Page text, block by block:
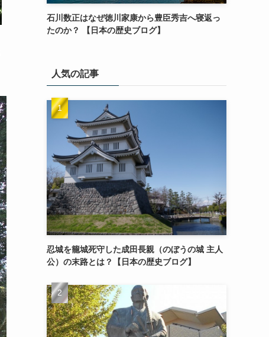
石川数正はなぜ徳川家康から豊臣秀吉へ寝返っ
たのか？ 【日本の歴史ブログ】
人気の記事
忍城を籠城死守した成田長親（のぼうの城 主人
公）の末路とは？【日本の歴史ブログ】